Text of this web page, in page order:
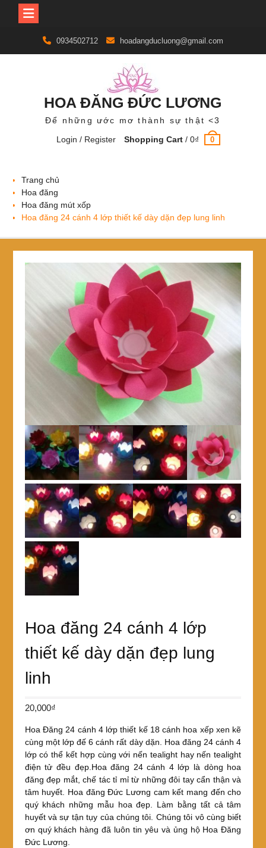
content
0934502712 hoadangducluong@gmail.com
HOA ĐĂNG ĐỨC LƯƠNG
Để những ước mơ thành sự thật <3
Login / Register
Shopping Cart /0₫ 0
Trang chủ
Hoa đăng
Hoa đăng mút xốp
Hoa đăng 24 cánh 4 lớp thiết kế dày dặn đẹp lung linh
Hoa đăng 24 cánh 4 lớp
thiết kế dày dặn đẹp lung
linh
20,000₫
Hoa Đăng 24 cánh 4 lớp thiết kế 18 cánh hoa xếp xen kẽ
cùng một lớp đế 6 cánh rất dày dặn. Hoa đăng 24 cánh 4
lớp có thể kết hợp cùng với nến tealight hay nến tealight
điện tử đều đẹp.Hoa đăng 24 cánh 4 lớp là dòng hoa
đăng đẹp mắt, chế tác tỉ mỉ từ những đôi tay cẩn thận và
tâm huyết. Hoa đăng Đức Lương cam kết mang đến cho
quý khách những mẫu hoa đẹp. Làm bằng tất cả tâm
huyết và sự tận tụy của chúng tôi. Chúng tôi vô cùng biết
ơn quý khách hàng đã luôn tin yêu và ủng hộ Hoa Đăng
Đức Lương.